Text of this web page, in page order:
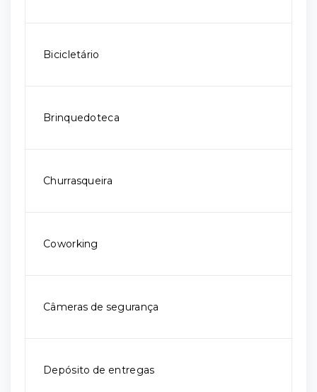
Bicicletário
Brinquedoteca
Churrasqueira
Coworking
Câmeras de segurança
Depósito de entregas